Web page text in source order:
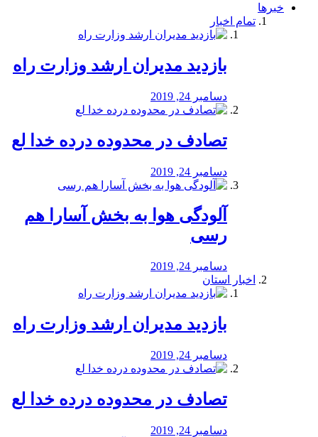
خبرها
تمام اخبار
بازدید مدیران ارشد وزارت راه
دسامبر 24, 2019
تصادف در محدوده درده خدا لع
دسامبر 24, 2019
آلودگی هوا به بخش آسارا هم
رسی
دسامبر 24, 2019
اخبار استان
بازدید مدیران ارشد وزارت راه
دسامبر 24, 2019
تصادف در محدوده درده خدا لع
دسامبر 24, 2019